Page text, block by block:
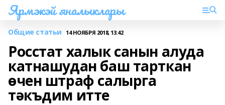
Ярмэкэй яналыклары
Общие статьи 14 НОЯБРЯ 2018, 13:42
Росстат халык санын алуда
катнашудан баш тарткан
өчен штраф салырга
тәкъдим итте